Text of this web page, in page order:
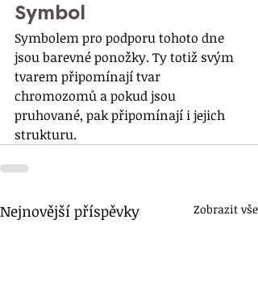
Symbol
Symbolem pro podporu tohoto dne
jsou barevné ponožky. Ty totiž svým
tvarem připomínají tvar
chromozomů a pokud jsou
pruhované, pak připomínají i jejich
strukturu.
Nejnovější příspěvky Zobrazit vše